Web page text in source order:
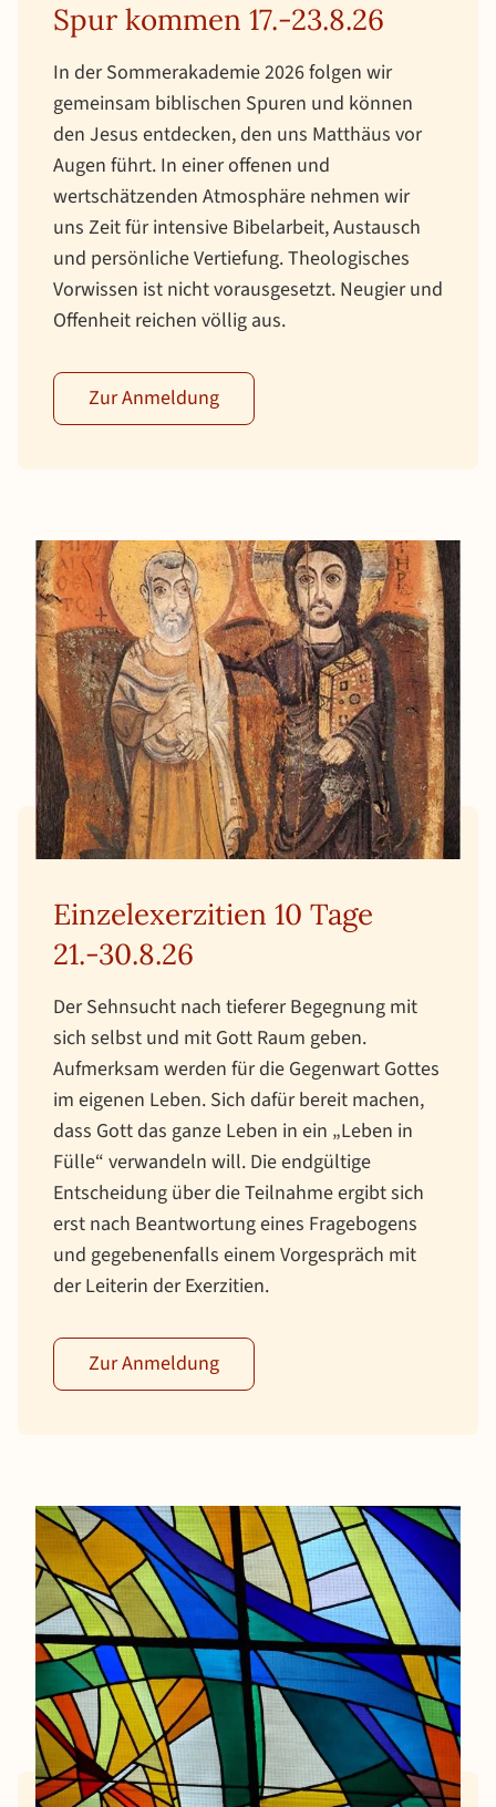
Spur kommen 17.-23.8.26
In der Sommerakademie 2026 folgen wir
gemeinsam biblischen Spuren und können
den Jesus entdecken, den uns Matthäus vor
Augen führt. In einer offenen und
wertschätzenden Atmosphäre nehmen wir
uns Zeit für intensive Bibelarbeit, Austausch
und persönliche Vertiefung. Theologisches
Vorwissen ist nicht vorausgesetzt. Neugier und
Offenheit reichen völlig aus.
Zur Anmeldung
Einzelexerzitien 10 Tage
21.-30.8.26
Der Sehnsucht nach tieferer Begegnung mit
sich selbst und mit Gott Raum geben.
Aufmerksam werden für die Gegenwart Gottes
im eigenen Leben. Sich dafür bereit machen,
dass Gott das ganze Leben in ein „Leben in
Fülle“ verwandeln will. Die endgültige
Entscheidung über die Teilnahme ergibt sich
erst nach Beantwortung eines Fragebogens
und gegebenenfalls einem Vorgespräch mit
der Leiterin der Exerzitien.
Zur Anmeldung